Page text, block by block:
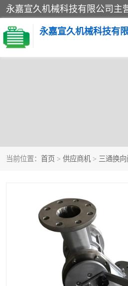
永嘉宣久机械科技有
当前位置： 首页 > 供应商机 > 三通换向